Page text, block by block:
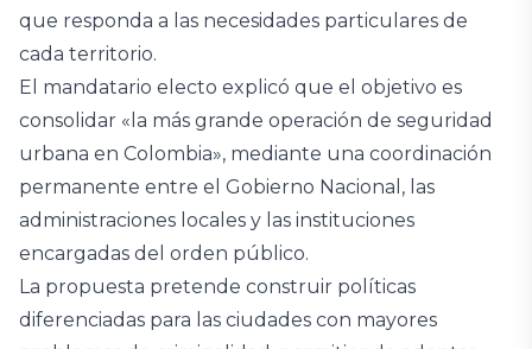
que responda a las necesidades particulares de
cada territorio.
El mandatario electo explicó que el objetivo es
consolidar «la más grande operación de seguridad
urbana en Colombia», mediante una coordinación
permanente entre el Gobierno Nacional, las
administraciones locales y las instituciones
encargadas del orden público.
La propuesta pretende construir políticas
diferenciadas para las ciudades con mayores